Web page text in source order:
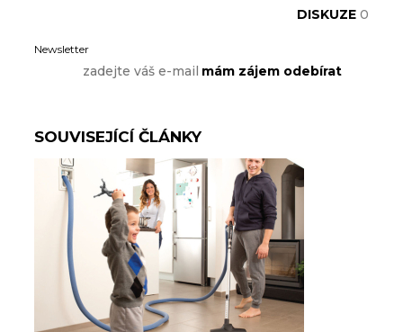
DISKUZE 0
Newsletter
SOUVISEJÍCÍ ČLÁNKY